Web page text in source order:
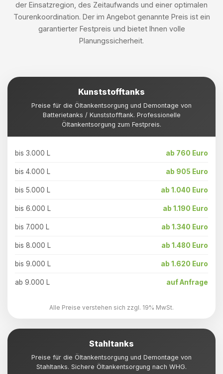
der Einsatzregion, des Zeitaufwands und einer optimalen
Tourenkoordination. Der im Angebot genannte Preis ist ein
garantierter Festpreis und bietet Ihnen volle
Planungssicherheit.
Kunststofftanks
Preise für die Öltankentsorgung und Demontage von
Batterietanks / Kunststofftank. Professionelle
Öltankentsorgung zum Festpreis.
bis 3.000 L ab 760 Euro
bis 4.000 L ab 905 Euro
bis 5.000 L ab 1.040 Euro
bis 6.000 L ab 1.190 Euro
bis 7.000 L ab 1.340 Euro
bis 8.000 L ab 1.480 Euro
bis 9.000 L ab 1.620 Euro
ab 9.000 L auf Anfrage
Alle Preise verstehen sich zzgl. 19% MwSt.
Stahltanks
Preise für die Öltankentsorgung und Demontage von
Stahltanks. Sichere Öltankentsorgung nach WHG.